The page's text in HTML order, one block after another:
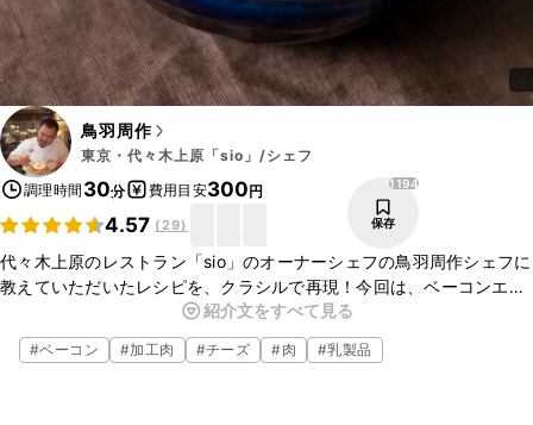
鳥羽周作
東京・代々木上原「sio」/シェフ
調理時間 30分 費用目安300円
4.57 (29)
1194
保存
代々木上原のレストラン「sio」のオーナーシェフの鳥羽周作シェフに
教えていただいたレシピを、クラシルで再現！今回は、ベーコンエッ
グ丼のご紹介です。シンプルなベーコンエッグをごはんにのせていた
だく、簡単どんぶりです。色々とアレンジをしてもおいしいですよ。
この機会にぜひ作ってみてくださいね。
紹介文をすべて見る
#ベーコン #加工肉 #チーズ #肉 #乳製品